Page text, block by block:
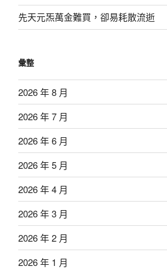
先天元炁萬金難買，卻易耗散流逝
彙整
2026 年 8 月
2026 年 7 月
2026 年 6 月
2026 年 5 月
2026 年 4 月
2026 年 3 月
2026 年 2 月
2026 年 1 月